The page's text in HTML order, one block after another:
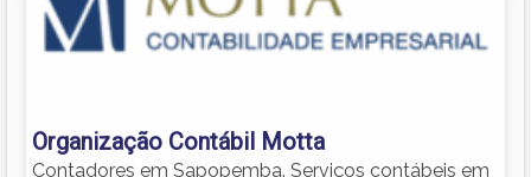
Organização Contábil Motta
Contadores em Sapopemba. Serviços contábeis em